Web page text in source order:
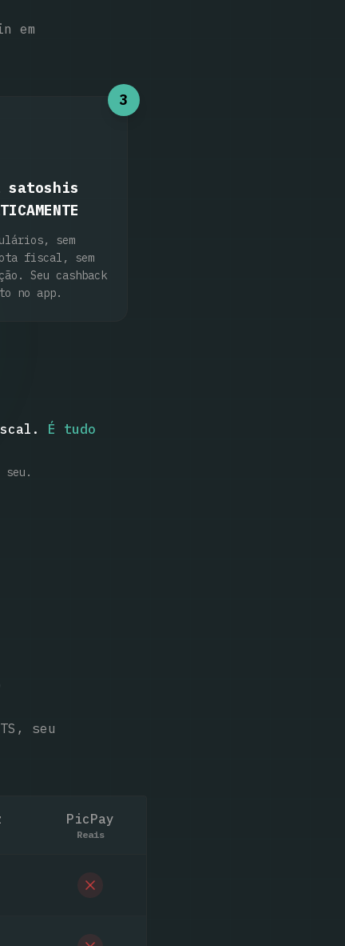
em
3
satoshis
sem
fiscal, sem
Seu cashback
no app.
É tudo
seu.
seu
PicPay
Reais